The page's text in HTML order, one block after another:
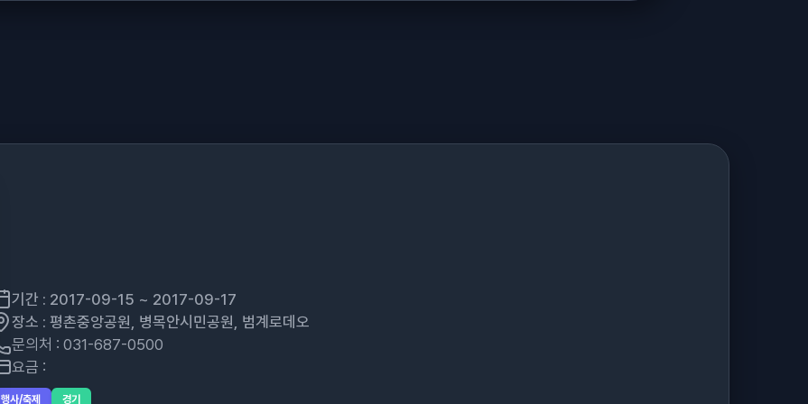
기간 : 2017-09-15 ~ 2017-09-17
장소 : 평촌중앙공원, 병목안시민공원, 범계로데오
문의처 : 031-687-0500
요금 :
행사/축제 경기